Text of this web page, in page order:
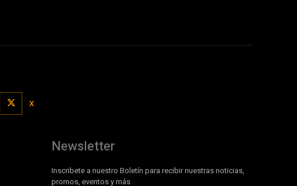
X
Newsletter
Inscribete a nuestro Boletín para recibir nuestras noticias,
promos, eventos y más